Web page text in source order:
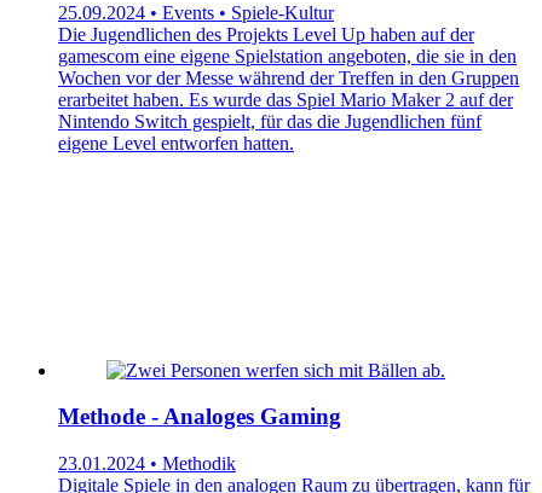
25.09.2024 • Events • Spiele-Kultur
Die Jugendlichen des Projekts Level Up haben auf der
gamescom eine eigene Spielstation angeboten, die sie in den
Wochen vor der Messe während der Treffen in den Gruppen
erarbeitet haben. Es wurde das Spiel Mario Maker 2 auf der
Nintendo Switch gespielt, für das die Jugendlichen fünf
eigene Level entworfen hatten.
Methode - Analoges Gaming
23.01.2024 • Methodik
Digitale Spiele in den analogen Raum zu übertragen, kann für